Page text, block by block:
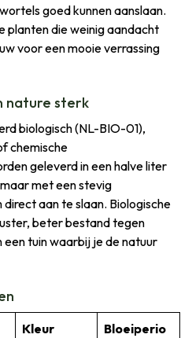
goed kunnen aanslaan.
planten die weinig aandacht
voor een mooie verrassing
nature sterk
biologisch (NL-BIO-01),
chemische
geleverd in een halve liter
met een stevig
aan te slaan. Biologische
beter bestand tegen
tuin waarbij je de natuur
Kleur
Bloeiperio